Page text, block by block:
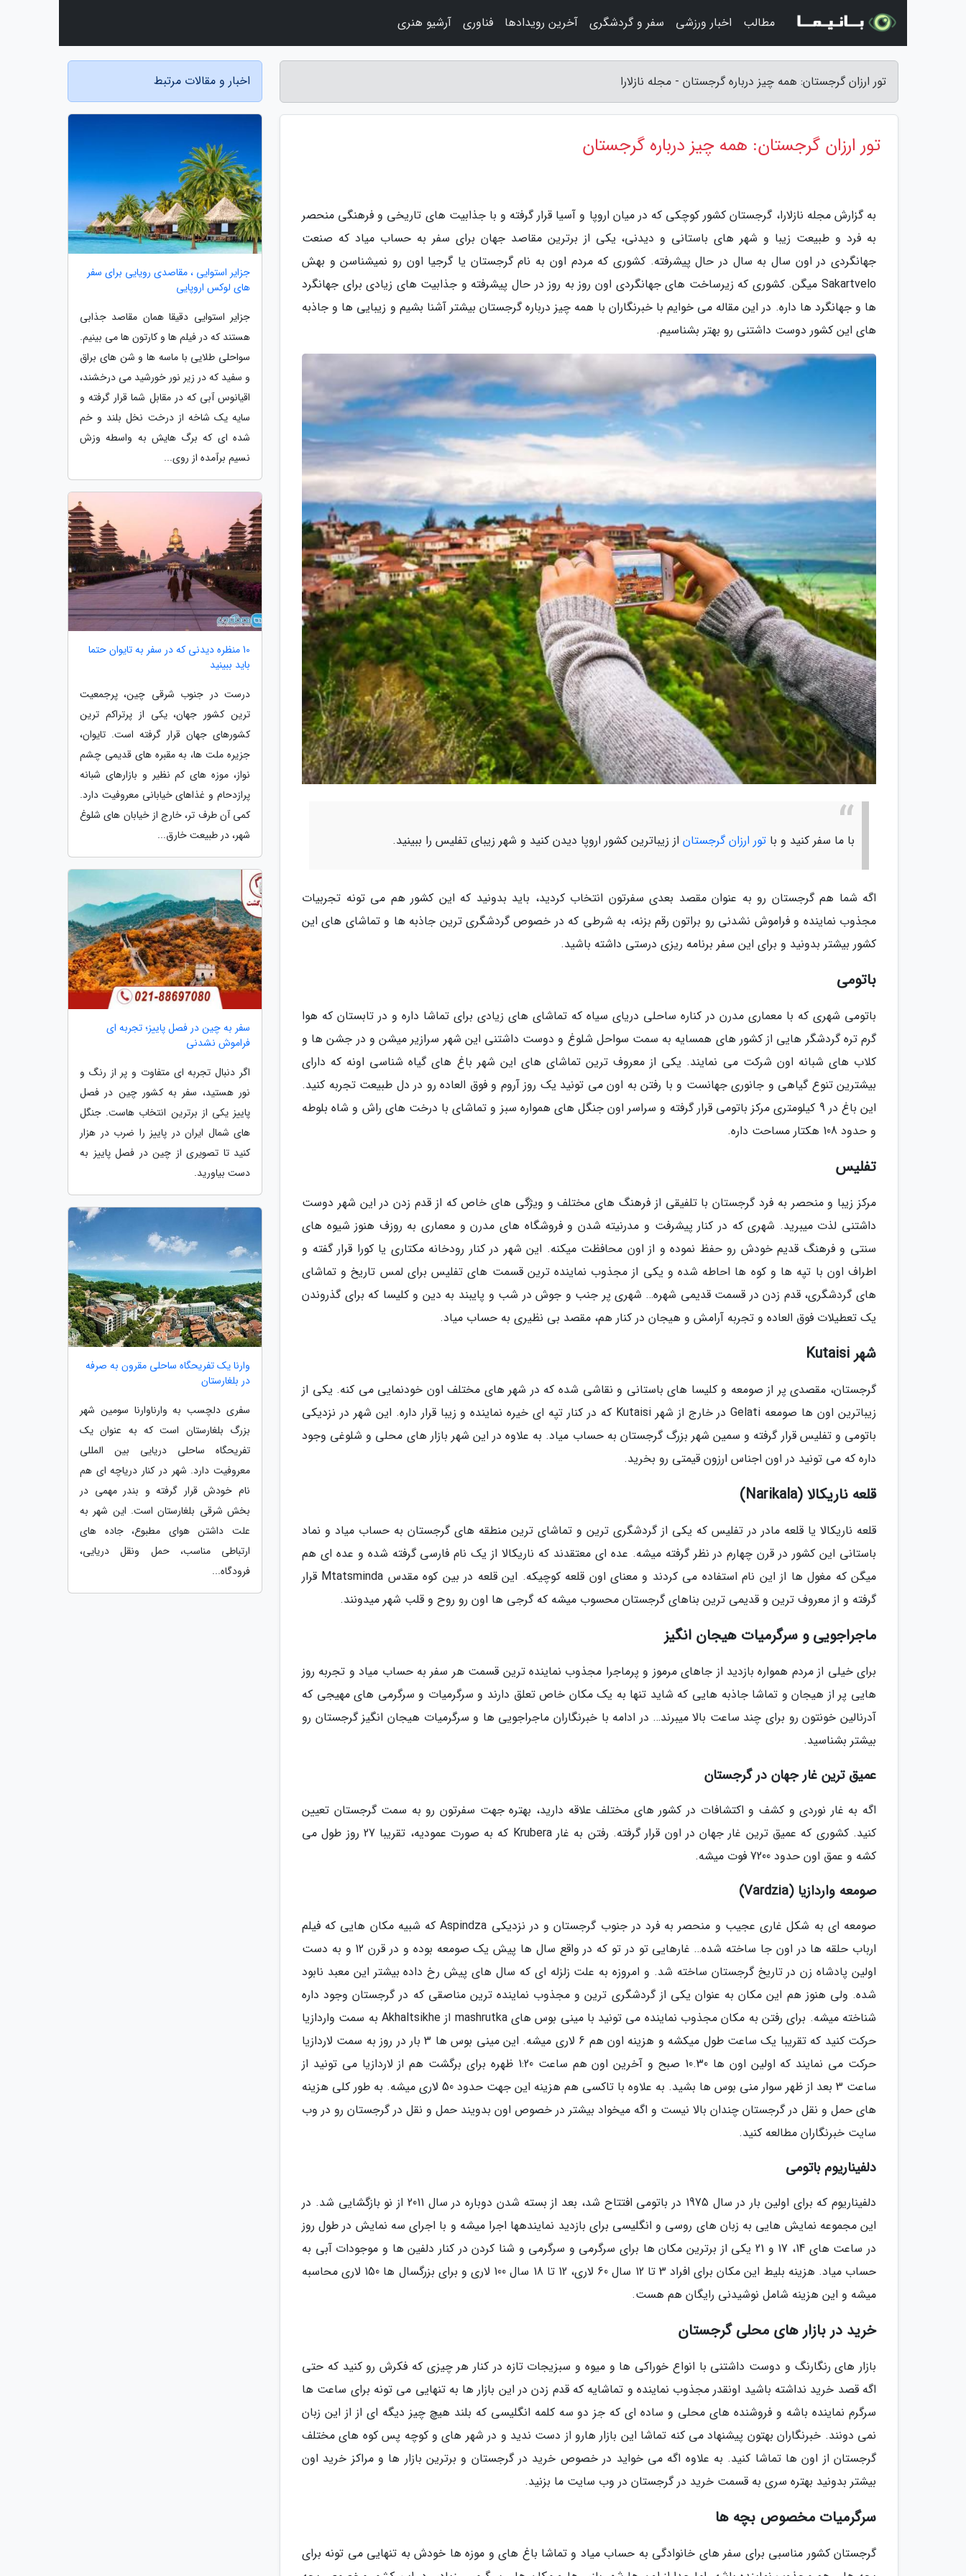
تور ارزان گرجستان: همه چیز درباره گرجستان - مجله نازلارا
تور ارزان گرجستان: همه چیز درباره گرجستان
به گزارش مجله نازلارا، گرجستان کشور کوچکی که در میان اروپا و آسیا قرار گرفته و با جذابیت های تاریخی و فرهنگی منحصر
به فرد و طبیعت زیبا و شهر های باستانی و دیدنی، یکی از برترین مقاصد جهان برای سفر به حساب میاد که صنعت
جهانگردی در اون سال به سال در حال پیشرفته. کشوری که مردم اون به نام گرجستان یا گرجیا اون رو نمیشناسن و بهش
Sakartvelo میگن. کشوری که زیرساخت های جهانگردی اون روز به روز در حال پیشرفته و جذابیت های زیادی برای جهانگرد
ها و جهانگرد ها داره. در این مقاله می خوایم با خبرنگاران با همه چیز درباره گرجستان بیشتر آشنا بشیم و زیبایی ها و جاذبه
های این کشور دوست داشتنی رو بهتر بشناسیم.
با ما سفر کنید و با تور ارزان گرجستان از زیباترین کشور اروپا دیدن کنید و شهر زیبای تفلیس را ببینید.
اگه شما هم گرجستان رو به عنوان مقصد بعدی سفرتون انتخاب کردید، باید بدونید که این کشور هم می تونه تجربیات
مجذوب نماینده و فراموش نشدنی رو براتون رقم بزنه، به شرطی که در خصوص گردشگری ترین جاذبه ها و تماشای های این
کشور بیشتر بدونید و برای این سفر برنامه ریزی درستی داشته باشید.
باتومی
باتومی شهری که با معماری مدرن در کناره ساحلی دریای سیاه که تماشای های زیادی برای تماشا داره و در تابستان که هوا
گرم تره گردشگر هایی از کشور های همسایه به سمت سواحل شلوغ و دوست داشتنی این شهر سرازیر میشن و در جشن ها و
کلاب های شبانه اون شرکت می نمایند. یکی از معروف ترین تماشای های این شهر باغ های گیاه شناسی اونه که دارای
بیشترین تنوع گیاهی و جانوری جهانست و با رفتن به اون می تونید یک روز آروم و فوق العاده رو در دل طبیعت تجربه کنید.
این باغ در 9 کیلومتری مرکز باتومی قرار گرفته و سراسر اون جنگل های همواره سبز و تماشای با درخت های راش و شاه بلوطه
و حدود 108 هکتار مساحت داره.
تفلیس
مرکز زیبا و منحصر به فرد گرجستان با تلفیقی از فرهنگ های مختلف و ویژگی های خاص که از قدم زدن در این شهر دوست
داشتنی لذت میبرید. شهری که در کنار پیشرفت و مدرنیته شدن و فروشگاه های مدرن و معماری به روزف هنوز شیوه های
سنتی و فرهنگ قدیم خودش رو حفظ نموده و از اون محافظت میکنه. این شهر در کنار رودخانه مکتاری یا کورا قرار گفته و
اطراف اون با تپه ها و کوه ها احاطه شده و یکی از مجذوب نماینده ترین قسمت های تفلیس برای لمس تاریخ و تماشای
های گردشگری، قدم زدن در قسمت قدیمی شهره… شهری پر جنب و جوش در شب و پایبند به دین و کلیسا که برای گذروندن
یک تعطیلات فوق العاده و تجربه آرامش و هیجان در کنار هم، مقصد بی نظیری به حساب میاد.
شهر Kutaisi
گرجستان، مقصدی پر از صومعه و کلیسا های باستانی و نقاشی شده که در شهر های مختلف اون خودنمایی می کنه. یکی از
زیباترین اون ها صومعه Gelati در خارج از شهر Kutaisi که در کنار تپه ای خیره نماینده و زیبا قرار داره. این شهر در نزدیکی
باتومی و تفلیس قرار گرفته و سمین شهر بزرگ گرجستان به حساب میاد. به علاوه در این شهر بازار های محلی و شلوغی وجود
داره که می تونید در اون اجناس ارزون قیمتی رو بخرید.
قلعه ناریکالا (Narikala)
قلعه ناریکالا یا قلعه مادر در تفلیس که یکی از گردشگری ترین و تماشای ترین منطقه های گرجستان به حساب میاد و نماد
باستانی این کشور در قرن چهارم در نظر گرفته میشه. عده ای معتقدند که ناریکالا از یک نام فارسی گرفته شده و عده ای هم
میگن که مغول ها از این نام استفاده می کردند و معنای اون قلعه کوچیکه. این قلعه در بین کوه مقدس Mtatsminda قرار
گرفته و از معروف ترین و قدیمی ترین بناهای گرجستان محسوب میشه که گرجی ها اون رو روح و قلب شهر میدونند.
ماجراجویی و سرگرمیات هیجان انگیز
برای خیلی از مردم همواره بازدید از جاهای مرموز و پرماجرا مجذوب نماینده ترین قسمت هر سفر به حساب میاد و تجربه روز
هایی پر از هیجان و تماشا جاذبه هایی که شاید تنها به یک مکان خاص تعلق دارند و سرگرمیات و سرگرمی های مهیجی که
آدرنالین خونتون رو برای چند ساعت بالا میبرند… در ادامه با خبرنگاران ماجراجویی ها و سرگرمیات هیجان انگیز گرجستان رو
بیشتر بشناسید.
عمیق ترین غار جهان در گرجستان
اگه به غار نوردی و کشف و اکتشافات در کشور های مختلف علاقه دارید، بهتره جهت سفرتون رو به سمت گرجستان تعیین
کنید. کشوری که عمیق ترین غار جهان در اون قرار گرفته. رفتن به غار Krubera که به صورت عمودیه، تقریبا 27 روز طول می
کشه و عمق اون حدود 7200 فوت میشه.
صومعه واردازیا (Vardzia)
صومعه ای به شکل غاری عجیب و منحصر به فرد در جنوب گرجستان و در نزدیکی Aspindza که شبیه مکان هایی که فیلم
ارباب حلقه ها در اون جا ساخته شده… غارهایی تو در تو که در واقع سال ها پیش یک صومعه بوده و در قرن 12 و به دست
اولین پادشاه زن در تاریخ گرجستان ساخته شد. و امروزه به علت زلزله ای که سال های پیش رخ داده بیشتر این معبد نابود
شده. ولی هنوز هم این مکان به عنوان یکی از گردشگری ترین و مجذوب نماینده ترین مناصقی که در گرجستان وجود داره
شناخته میشه. برای رفتن به مکان مجذوب نماینده می تونید با مینی بوس های mashrutka از Akhaltsikhe به سمت واردازیا
حرکت کنید که تقریبا یک ساعت طول میکشه و هزینه اون هم 6 لاری میشه. این مینی بوس ها 3 بار در روز به سمت لاردازیا
حرکت می نمایند که اولین اون ها 10.30 صبح و آخرین اون هم ساعت 1:20 ظهره برای برگشت هم از لاردازیا می تونید از
ساعت 3 بعد از ظهر سوار منی بوس ها بشید. به علاوه با تاکسی هم هزینه این جهت حدود 50 لاری میشه. به طور کلی هزینه
های حمل و نقل در گرجستان چندان بالا نیست و اگه میخواد بیشتر در خصوص اون بدویند حمل و نقل در گرجستان رو در وب
سایت خبرنگاران مطالعه کنید.
دلفیناریوم باتومی
دلفیناریوم که برای اولین بار در سال 1975 در باتومی افتتاح شد، بعد از بسته شدن دوباره در سال 2011 از نو بازگشایی شد. در
این مجموعه نمایش هایی به زبان های روسی و انگلیسی برای بازدید نمایندهها اجرا میشه و با اجرای سه نمایش در طول روز
در ساعت های 14، 17 و 21 یکی از برترین مکان ها برای سرگرمی و سرگرمی و شنا کردن در کنار دلفین ها و موجودات آبی به
حساب میاد. هزینه بلیط این مکان برای افراد 3 تا 12 سال 60 لاری، 12 تا 18 سال 100 لاری و برای بزرگسال ها 150 لاری محاسبه
میشه و این هزینه شامل نوشیدنی رایگان هم هست.
خرید در بازار های محلی گرجستان
بازار های رنگارنگ و دوست داشتنی با انواع خوراکی ها و میوه و سبزیجات تازه در کنار هر چیزی که فکرش رو کنید که حتی
اگه قصد خرید نداشته باشید اونقدر مجذوب نماینده و تماشایه که قدم زدن در این بازار ها به تنهایی می تونه برای ساعت ها
سرگرم نماینده باشه و فروشنده های محلی و ساده ای که جز دو سه کلمه انگلیسی که بلند هیچ چیز دیگه ای از از این زبان
نمی دونند. خبرنگاران بهتون پیشنهاد می کنه تماشا این بازار هارو از دست ندید و در شهر های و کوچه پس کوه های مختلف
گرجستان از اون ها تماشا کنید. به علاوه اگه می خواید در خصوص خرید در گرجستان و برترین بازار ها و مراکز خرید اون
بیشتر بدونید بهتره سری به قسمت خرید در گرجستان در وب سایت ما بزنید.
سرگرمیات مخصوص بچه ها
گرجستان کشور مناسبی برای سفر های خانوادگی به حساب میاد و تماشا باغ های و موزه ها خودش به تنهایی می تونه برای
اخبار و مقالات مرتبط
جزایر استوایی ، مقاصدی رویایی برای سفر
های لوکس اروپایی
جزایر استوایی دقیقا همان مقاصد جذابی
هستند که در فیلم ها و کارتون ها می بینیم.
سواحلی طلایی با ماسه ها و شن های براق
و سفید که در زیر نور خورشید می درخشند،
اقیانوس آبی که در مقابل شما قرار گرفته و
سایه یک شاخه از درخت نخل بلند و خم
شده ای که برگ هایش به واسطه وزش
نسیم برآمده از روی...
10 منظره دیدنی که در سفر به تایوان حتما
باید ببینید
درست در جنوب شرقی چین، پرجمعیت
ترین کشور جهان، یکی از پرتراکم ترین
کشورهای جهان قرار گرفته است. تایوان،
جزیره ملت ها، به مقبره های قدیمی چشم
نواز، موزه های کم نظیر و بازارهای شبانه
پرازدحام و غذاهای خیابانی معروفیت دارد.
کمی آن طرف تر، خارج از خیابان های شلوغ
شهر، در طبیعت خارق...
سفر به چین در فصل پاییز؛ تجربه ای
فراموش نشدنی
اگر دنبال تجربه ای متفاوت و پر از رنگ و
نور هستید، سفر به کشور چین در فصل
پاییز یکی از برترین انتخاب هاست. جنگل
های شمال ایران در پاییز را ضرب در هزار
کنید تا تصویری از چین در فصل پاییز به
دست بیاورید.
وارنا یک تفریحگاه ساحلی مقرون به صرفه
در بلغارستان
سفری دلچسب به وارناوارنا سومین شهر
بزرگ بلغارستان است که به عنوان یک
تفریحگاه ساحلی دریایی بین المللی
معروفیت دارد. شهر در کنار دریاچه ای هم
نام خودش قرار گرفته و بندر مهمی در
بخش شرقی بلغارستان است. این شهر به
علت داشتن هوای مطبوع، جاده های
ارتباطی مناسب، حمل ونقل دریایی،
فرودگاه...
مطالب اخبار ورزشی سفر و گردشگری آخرین رویدادها فناوری آرشیو هنری